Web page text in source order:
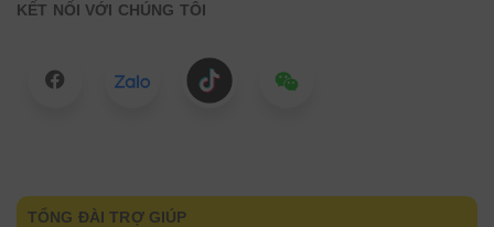
KẾT NỐI VỚI CHÚNG TÔI
TỔNG ĐÀI TRỢ GIÚP